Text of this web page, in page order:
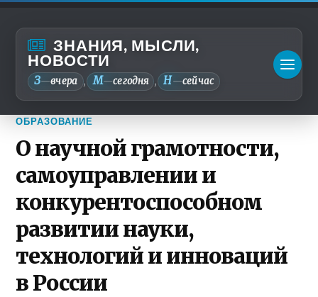
ЗНАНИЯ, МЫСЛИ,
НОВОСТИ
З—вчера , М—сегодня , Н—сейчас
ОБРАЗОВАНИЕ
О научной грамотности,
самоуправлении и
конкурентоспособном
развитии науки,
технологий и инноваций
в России